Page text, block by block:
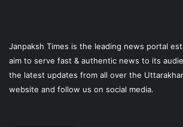
Janpaksh Times is the leading news portal
aim to serve fast & authentic news to its
the latest updates from all over the
website and follow us on social media.